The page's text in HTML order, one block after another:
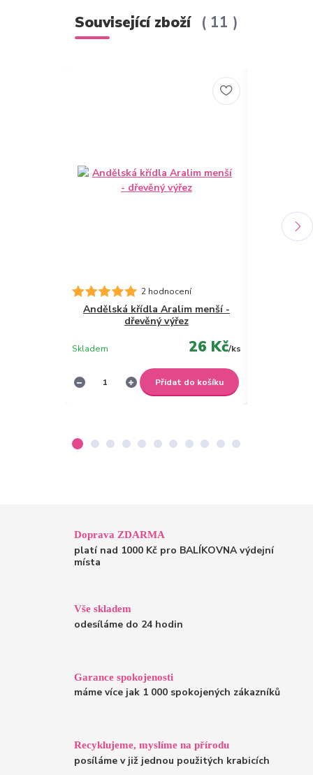
Související zboží 11
2 hodnocení
Andělská křídla Aralim menší -
dřevěný výřez
26 Kč/ks
Skladem
Přidat do košíku
Doprava ZDARMA
platí nad 1000 Kč pro BALÍKOVNA výdejní
místa
Vše skladem
odesíláme do 24 hodin
Garance spokojenosti
máme více jak 1 000 spokojených zákazníků
Recyklujeme, myslíme na přírodu
posíláme v již jednou použitých krabicích